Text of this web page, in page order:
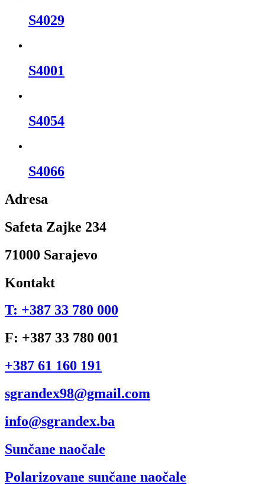
S4029
S4001
S4054
S4066
Adresa
Safeta Zajke 234
71000 Sarajevo
Kontakt
T: +387 33 780 000
F: +387 33 780 001
+387 61 160 191
sgrandex98@gmail.com
info@sgrandex.ba
Sunčane naočale
Polarizovane sunčane naočale